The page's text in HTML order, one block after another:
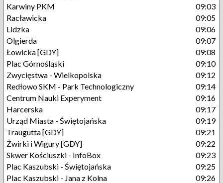
Karwiny PKM
09:03
Racławicka
09:05
Lidzka
09:06
Olgierda
09:07
Łowicka [GDY]
09:08
Plac Górnośląski
09:10
Zwycięstwa - Wielkopolska
09:12
Redłowo SKM - Park Technologiczny
09:14
Centrum Nauki Experyment
09:16
Harcerska
09:17
Urząd Miasta - Świętojańska
09:19
Traugutta [GDY]
09:21
Żwirki i Wigury [GDY]
09:22
Skwer Kościuszki - InfoBox
09:23
Plac Kaszubski - Świętojańska
09:25
Plac Kaszubski - Jana z Kolna
09:26